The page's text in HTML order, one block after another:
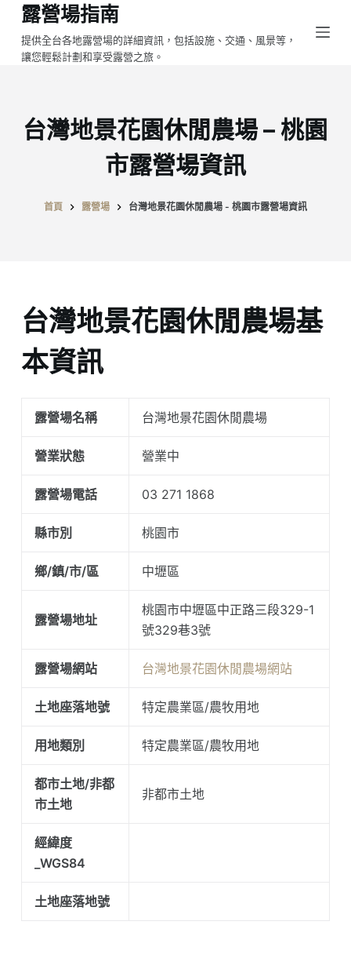
跳
至
主
容
露營場指南
提供全台各地露營場的詳細資訊，包括設施、交通、風景等，
讓您輕鬆計劃和享受露營之旅。
台灣地景花園休閒農場 – 桃園
市露營場資訊
首頁 露營場 台灣地景花園休閒農場 - 桃園市露營場資訊
台灣地景花園休閒農場基
本資訊
露營場名稱 台灣地景花園休閒農場
營業狀態 營業中
露營場電話 03 271 1868
縣市別 桃園市
鄉/鎮/市/區 中壢區
露營場地址
桃園市中壢區中正路三段329-1
號329巷3號
露營場網站 台灣地景花園休閒農場網站
土地座落地號 特定農業區/農牧用地
用地類別 特定農業區/農牧用地
都市土地/非都
市土地
非都市土地
經緯度
_WGS84
土地座落地號